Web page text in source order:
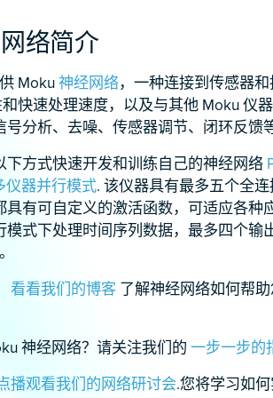
络简介
Moku神经网络，一种连接到传感器
快速处理速度，以及与其他 Moku 仪
分析、去噪、传感器调节、闭环反馈等
下方式快速开发和训练自己的神经网络
仪器并行模式. 该仪器具有最多五个全
具有可自定义的激活函数，可适应各种
模式下处理时间序列数据，最多四个
看看我们的博客 了解神经网络如何帮
神经网络？请关注我们的 一步一步的
播观看我们的网络研讨会.您将学习如